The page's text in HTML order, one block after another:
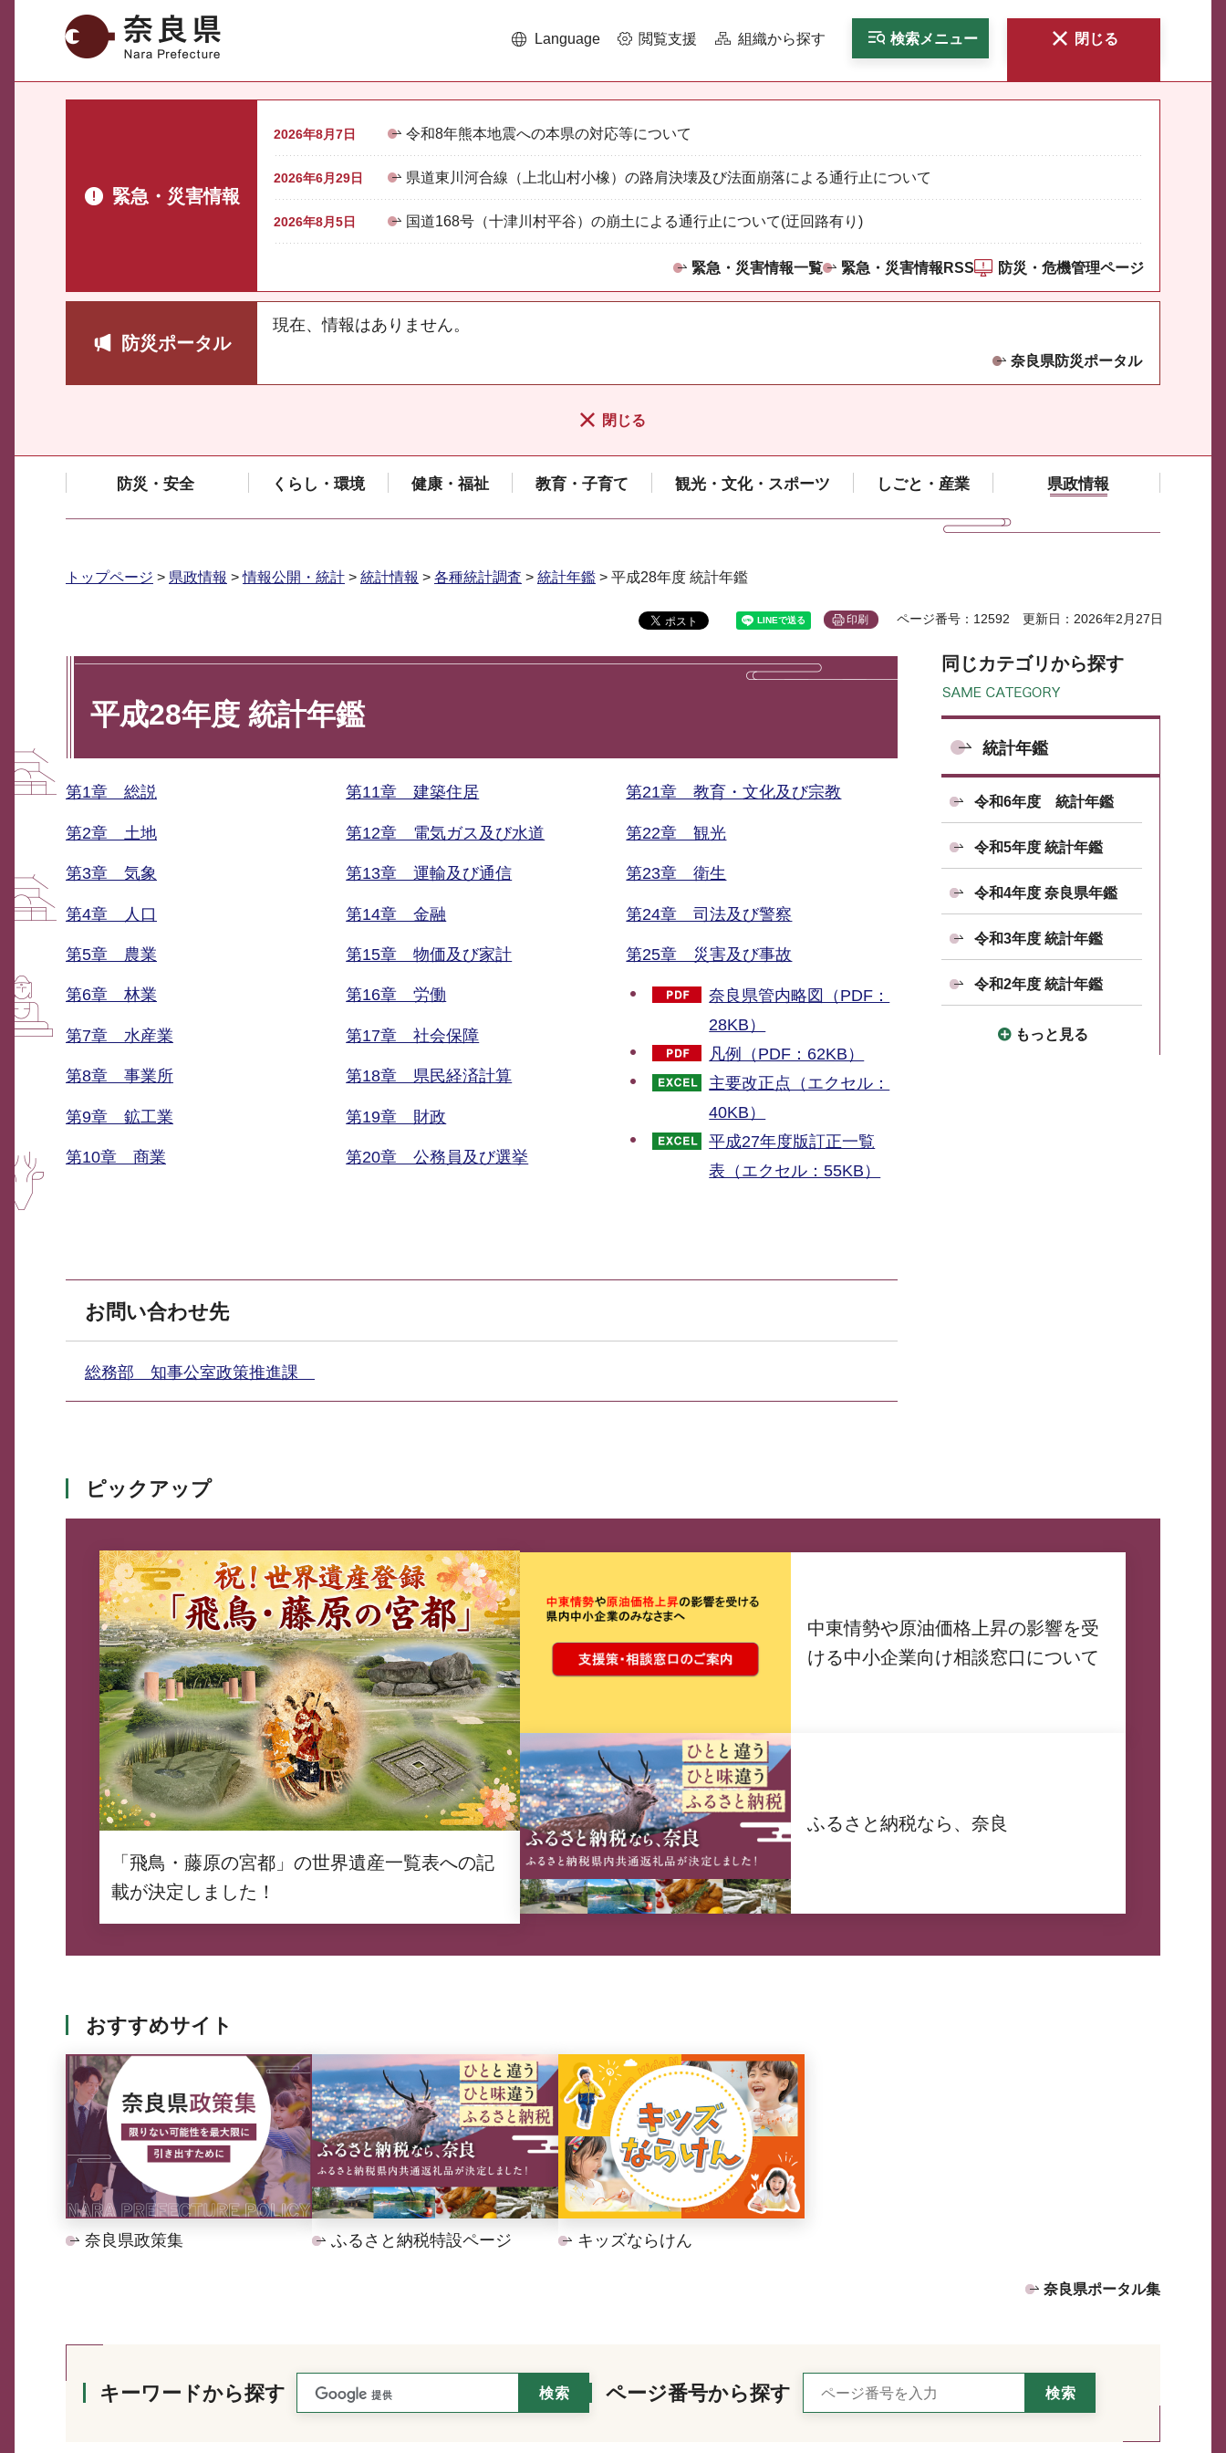
奈良県 Language 閲覧支援 組織から探す 検索メニュー 閉じる
緊急・災害情報
2026年8月7日 令和8年熊本地震への本県の対応等について
2026年6月29日 県道東川河合線（上北山村小橡）の路肩決壊及び法面崩落による通行止について
2026年8月5日 国道168号（十津川村平谷）の崩土による通行止について(迂回路有り)
緊急・災害情報一覧 緊急・災害情報RSS 防災・危機管理ページ
防災ポータル
現在、情報はありません。
奈良県防災ポータル
閉じる
防災・安全 くらし・環境 健康・福祉 教育・子育て 観光・文化・スポーツ しごと・産業 県政情報
トップページ > 県政情報 >情報公開・統計 > 統計情報 > 各種統計調査 > 統計年鑑 > 平成28年度 統計年鑑
印刷 ページ番号：12592 更新日：2026年2月27日
平成28年度 統計年鑑
第1章 総説
第2章 土地
第3章 気象
第4章 人口
第5章 農業
第6章 林業
第7章 水産業
第8章 事業所
第9章 鉱工業
第10章 商業
第11章 建築住居
第12章 電気ガス及び水道
第13章 運輸及び通信
第14章 金融
第15章 物価及び家計
第16章 労働
第17章 社会保障
第18章 県民経済計算
第19章 財政
第20章 公務員及び選挙
第21章 教育・文化及び宗教
第22章 観光
第23章 衛生
第24章 司法及び警察
第25章 災害及び事故
奈良県管内略図（PDF：
28KB）
凡例（PDF：62KB）
主要改正点（エクセル：
40KB）
平成27年度版訂正一覧
表（エクセル：55KB）
お問い合わせ先
総務部 知事公室政策推進課
同じカテゴリから探す
統計年鑑
令和6年度 統計年鑑
令和5年度 統計年鑑
令和4年度 奈良県年鑑
令和3年度 統計年鑑
令和2年度 統計年鑑
もっと見る
ピックアップ
「飛鳥・藤原の宮都」の世界遺産一覧表への記
載が決定しました！
中東情勢や原油価格上昇の影響を受
ける中小企業向け相談窓口について
ふるさと納税なら、奈良
おすすめサイト
奈良県政策集 ふるさと納税特設ページ キッズならけん
奈良県ポータル集
キーワードから探す ページ番号から探す